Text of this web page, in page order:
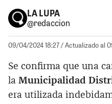
LA LUPA
@redaccion
09/04/2024 18:27/ Actualizado al
Se confirma que una
la Municipalidad
era utilizada